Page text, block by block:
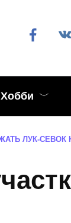
Хобби
ЛУК-СЕВОК